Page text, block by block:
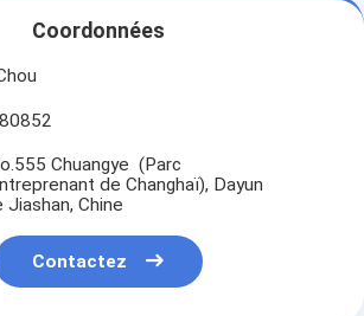
Coordonnées
Chuangye (Parc
de Changhaï), Dayun
Jiashan, Chine
Contactez